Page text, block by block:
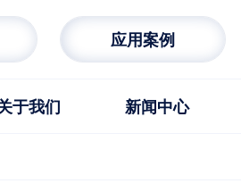
应用案例
于我们 新闻中心